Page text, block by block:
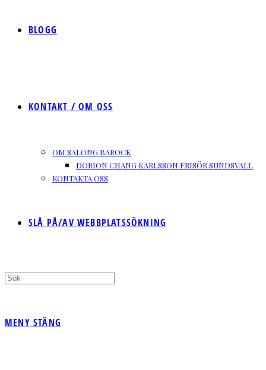
BLOGG
KONTAKT / OM OSS
OM SALONG BAROCK
DORION CHANG KARLSSON FRISÖR SUNDSVALL
KONTAKTA OSS
SLÅ PÅ/AV WEBBPLATSSÖKNING
MENY STÄNG